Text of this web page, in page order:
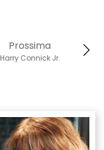
Prossima
Harry Connick Jr.